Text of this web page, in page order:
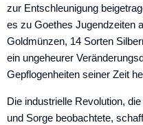
zur Entschleunigung
es zu Goethes Jugend­zeiten
Goldmünzen, 14 Sorten
ein ungeheurer
Gepflogenheiten seiner Zeit
Die industrielle Revolution,
und Sorge beobachtete,